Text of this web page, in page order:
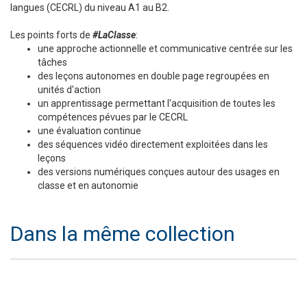
langues (CECRL) du niveau A1 au B2.
Les points forts de #LaClasse:
une approche actionnelle et communicative centrée sur les
tâches
des leçons autonomes en double page regroupées en
unités d'action
un apprentissage permettant l'acquisition de toutes les
compétences pévues par le CECRL
une évaluation continue
des séquences vidéo directement exploitées dans les
leçons
des versions numériques conçues autour des usages en
classe et en autonomie
Dans la même collection